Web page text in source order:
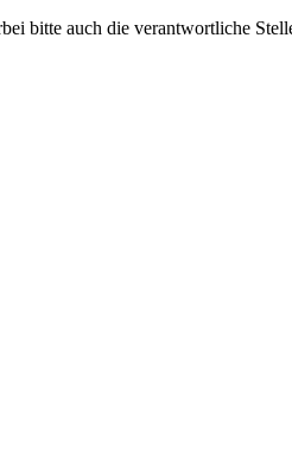
bitte auch die verantwortliche